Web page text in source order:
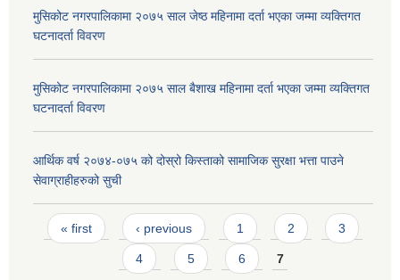
मुसिकोट नगरपालिकामा २०७५ साल जेष्ठ महिनामा दर्ता भएका जम्मा व्यक्तिगत
घटनादर्ता विवरण
मुसिकोट नगरपालिकामा २०७५ साल बैशाख महिनामा दर्ता भएका जम्मा व्यक्तिगत
घटनादर्ता विवरण
आर्थिक वर्ष २०७४-०७५ को दोस्रो किस्ताको सामाजिक सुरक्षा भत्ता पाउने
सेवाग्राहीहरुको सुची
Pages
« first ‹ previous 1 2 3
4 5 6 7